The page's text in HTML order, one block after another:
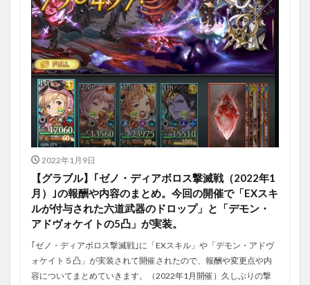
2022年1月9日
【グラブル】｢ゼノ・ディアボロス撃滅戦（2022年1
月）｣の報酬や内容のまとめ。今回の開催で「EXスキ
ルが付与された六道武器のドロップ」と「デモン・
アドヴォケイトの5凸」が実装。
｢ゼノ・ディアボロス撃滅戦｣に「EXスキル」や「デモン・アドヴ
ォケイト５凸」が実装されて開催されたので、報酬や変更点や内
容についてまとめていきます。（2022年1月開催）久しぶりの撃